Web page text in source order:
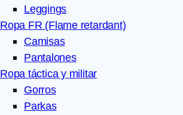
Leggings
Ropa FR (Flame retardant)
Camisas
Pantalones
Ropa táctica y militar
Gorros
Parkas